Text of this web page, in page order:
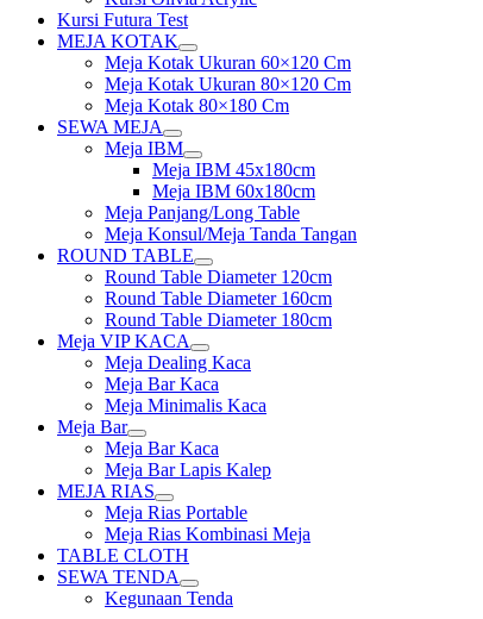
Kursi Futura Test
MEJA KOTAK
Show
sub
menu
Meja Kotak Ukuran 60×120 Cm
Meja Kotak Ukuran 80×120 Cm
Meja Kotak 80×180 Cm
SEWA MEJA
Show
sub
menu
Meja IBM
Show
sub
menu
Meja IBM 45x180cm
Meja IBM 60x180cm
Meja Panjang/Long Table
Meja Konsul/Meja Tanda Tangan
ROUND TABLE
Show
sub
menu
Round Table Diameter 120cm
Round Table Diameter 160cm
Round Table Diameter 180cm
Meja VIP KACA
Show
sub
menu
Meja Dealing Kaca
Meja Bar Kaca
Meja Minimalis Kaca
Meja Bar
Show
sub
menu
Meja Bar Kaca
Meja Bar Lapis Kalep
MEJA RIAS
Show
sub
menu
Meja Rias Portable
Meja Rias Kombinasi Meja
TABLE CLOTH
SEWA TENDA
Show
sub
Kegunaan Tenda